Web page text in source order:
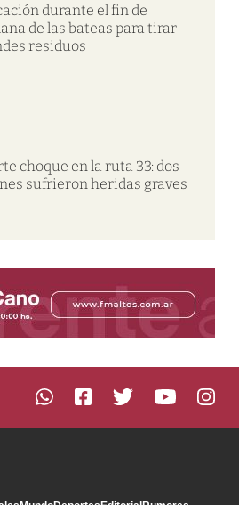
durante el fin de
de las bateas para tirar
residuos
choque en la ruta 33: dos
sufrieron heridas graves